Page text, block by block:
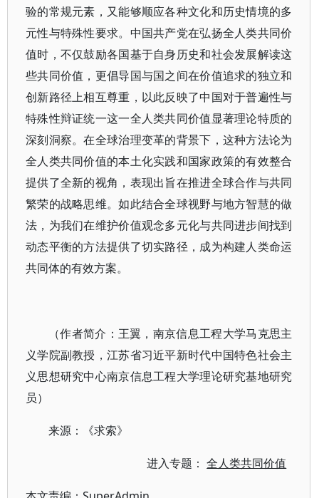
验的常规元素，又能够顺应各种文化和历史情境的多
元性与特殊性要求。中国共产党在弘扬全人类共同价
值时，不仅鼓励各国基于自身历史和社会发展解读这
些共同价值，更倡导国与国之间在价值追求的独立和
创新路径上相互尊重，以此反映了中国对于普遍性与
特殊性辩证统一这一全人类共同价值显著理论特质的
深刻洞察。在全球治理变革的背景下，这种方法论为
全人类共同价值的本土化实践和国家政策的有效整合
提供了全新的视角，表现出旨在推进全球合作与共同
繁荣的战略思维。如此结合全球视野与地方智慧的做
法，为我们在维护价值观念多元化与共同进步间找到
动态平衡的方法提供了切实路径，成为构建人类命运
共同体的有效方案。
（作者简介：王翼，南京信息工程大学马克思主
义学院副教授，江苏省习近平新时代中国特色社会主
义思想研究中心南京信息工程大学理论研究基地研究
员）
来源：《求索》
进入专题：全人类共同价值